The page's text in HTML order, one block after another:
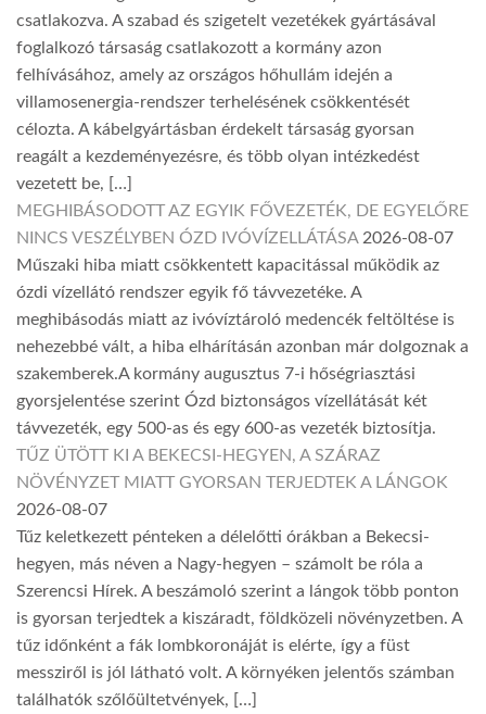
csatlakozva. A szabad és szigetelt vezetékek gyártásával
foglalkozó társaság csatlakozott a kormány azon
felhívásához, amely az országos hőhullám idején a
villamosenergia-rendszer terhelésének csökkentését
célozta. A kábelgyártásban érdekelt társaság gyorsan
reagált a kezdeményezésre, és több olyan intézkedést
vezetett be, […]
MEGHIBÁSODOTT AZ EGYIK FŐVEZETÉK, DE EGYELŐRE
NINCS VESZÉLYBEN ÓZD IVÓVÍZELLÁTÁSA 2026-08-07
Műszaki hiba miatt csökkentett kapacitással működik az
ózdi vízellátó rendszer egyik fő távvezetéke. A
meghibásodás miatt az ivóvíztároló medencék feltöltése is
nehezebbé vált, a hiba elhárításán azonban már dolgoznak a
szakemberek.A kormány augusztus 7-i hőségriasztási
gyorsjelentése szerint Ózd biztonságos vízellátását két
távvezeték, egy 500-as és egy 600-as vezeték biztosítja.
TŰZ ÜTÖTT KI A BEKECSI-HEGYEN, A SZÁRAZ
NÖVÉNYZET MIATT GYORSAN TERJEDTEK A LÁNGOK
2026-08-07
Tűz keletkezett pénteken a délelőtti órákban a Bekecsi-
hegyen, más néven a Nagy-hegyen – számolt be róla a
Szerencsi Hírek. A beszámoló szerint a lángok több ponton
is gyorsan terjedtek a kiszáradt, földközeli növényzetben. A
tűz időnként a fák lombkoronáját is elérte, így a füst
messziről is jól látható volt. A környéken jelentős számban
találhatók szőlőültetvények, […]